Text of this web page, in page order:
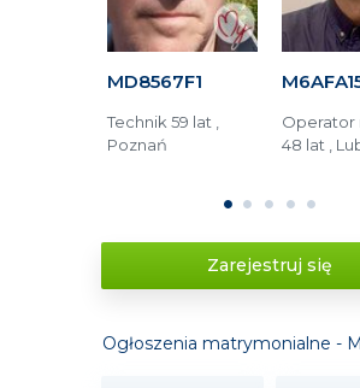
MD8567F1
Technik 59 lat ,
Poznań
Operator
48 lat ,
1 2 3 4 5
Zarejestruj się
Ogłoszenia matrymonialne -